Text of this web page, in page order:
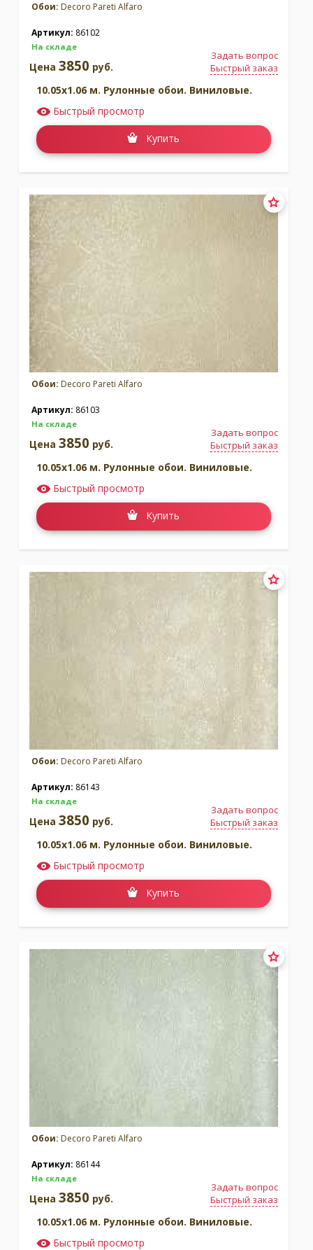
Обои: Decoro Pareti Alfaro
Артикул: 86102
На складе
Задать вопрос
Быстрый заказ
Цена 3850 руб.
10.05x1.06 м. Рулонные обои. Виниловые.
Быстрый просмотр
Купить
Обои: Decoro Pareti Alfaro
Артикул: 86103
На складе
Задать вопрос
Быстрый заказ
Цена 3850 руб.
10.05x1.06 м. Рулонные обои. Виниловые.
Быстрый просмотр
Купить
Обои: Decoro Pareti Alfaro
Артикул: 86143
На складе
Задать вопрос
Быстрый заказ
Цена 3850 руб.
10.05x1.06 м. Рулонные обои. Виниловые.
Быстрый просмотр
Купить
Обои: Decoro Pareti Alfaro
Артикул: 86144
На складе
Задать вопрос
Быстрый заказ
Цена 3850 руб.
10.05x1.06 м. Рулонные обои. Виниловые.
Быстрый просмотр